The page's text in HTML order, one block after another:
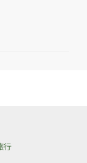
行